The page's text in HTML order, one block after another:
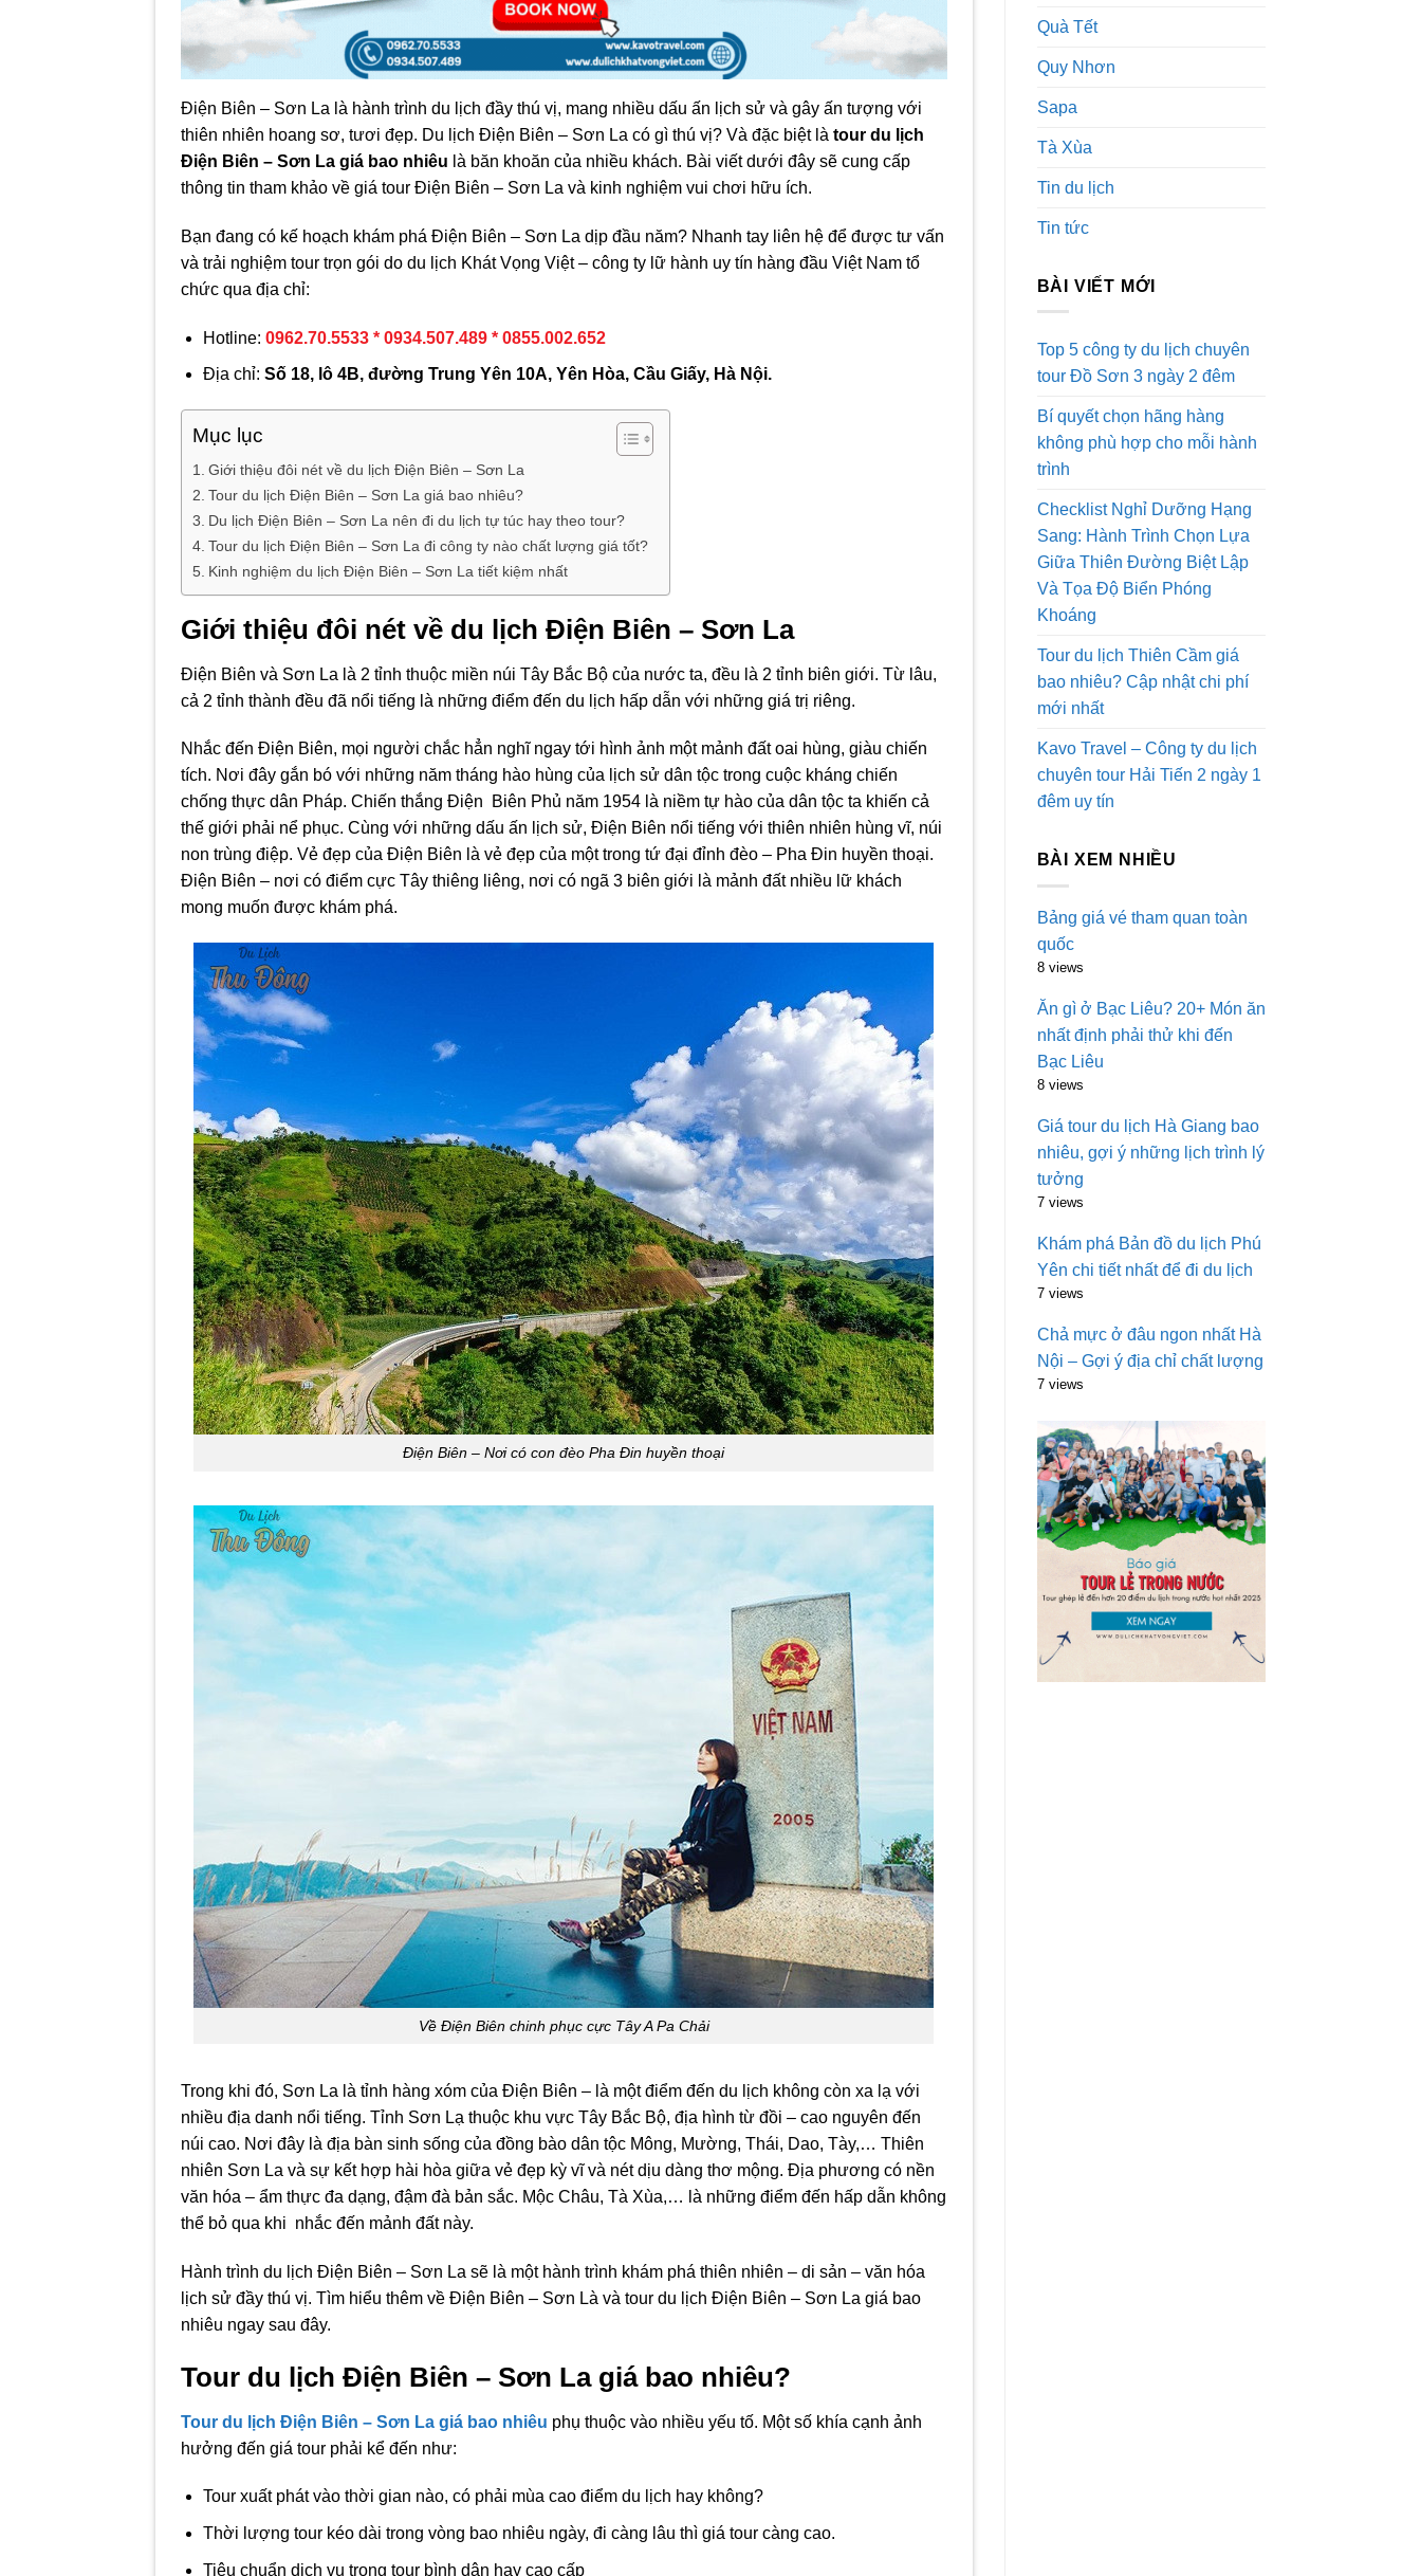
Điện Biên – Sơn La là hành trình du lịch đầy thú vị, mang nhiều dấu ấn lịch sử và gây ấn tượng với
thiên nhiên hoang sơ, tươi đẹp. Du lịch Điện Biên – Sơn La có gì thú vị? Và đặc biệt là tour du lịch
Điện Biên – Sơn La giá bao nhiêu là băn khoăn của nhiều khách. Bài viết dưới đây sẽ cung cấp
thông tin tham khảo về giá tour Điện Biên – Sơn La và kinh nghiệm vui chơi hữu ích.
Bạn đang có kế hoạch khám phá Điện Biên – Sơn La dịp đầu năm? Nhanh tay liên hệ để được tư vấn
và trải nghiệm tour trọn gói do du lịch Khát Vọng Việt – công ty lữ hành uy tín hàng đầu Việt Nam tổ
chức qua địa chỉ:
Hotline: 0962.70.5533 * 0934.507.489 * 0855.002.652
Địa chỉ: Số 18, lô 4B, đường Trung Yên 10A, Yên Hòa, Cầu Giấy, Hà Nội.
Mục lục
Giới thiệu đôi nét về du lịch Điện Biên – Sơn La
Tour du lịch Điện Biên – Sơn La giá bao nhiêu?
Du lịch Điện Biên – Sơn La nên đi du lịch tự túc hay theo tour?
Tour du lịch Điện Biên – Sơn La đi công ty nào chất lượng giá tốt?
Kinh nghiệm du lịch Điện Biên – Sơn La tiết kiệm nhất
Giới thiệu đôi nét về du lịch Điện Biên – Sơn La
Điện Biên và Sơn La là 2 tỉnh thuộc miền núi Tây Bắc Bộ của nước ta, đều là 2 tỉnh biên giới. Từ lâu,
cả 2 tỉnh thành đều đã nổi tiếng là những điểm đến du lịch hấp dẫn với những giá trị riêng.
Nhắc đến Điện Biên, mọi người chắc hẳn nghĩ ngay tới hình ảnh một mảnh đất oai hùng, giàu chiến
tích. Nơi đây gắn bó với những năm tháng hào hùng của lịch sử dân tộc trong cuộc kháng chiến
chống thực dân Pháp. Chiến thắng Điện Biên Phủ năm 1954 là niềm tự hào của dân tộc ta khiến cả
thế giới phải nể phục. Cùng với những dấu ấn lịch sử, Điện Biên nổi tiếng với thiên nhiên hùng vĩ, núi
non trùng điệp. Vẻ đẹp của Điện Biên là vẻ đẹp của một trong tứ đại đỉnh đèo – Pha Đin huyền thoại.
Điện Biên – nơi có điểm cực Tây thiêng liêng, nơi có ngã 3 biên giới là mảnh đất nhiều lữ khách
mong muốn được khám phá.
Điện Biên – Nơi có con đèo Pha Đin huyền thoại
Về Điện Biên chinh phục cực Tây A Pa Chải
Trong khi đó, Sơn La là tỉnh hàng xóm của Điện Biên – là một điểm đến du lịch không còn xa lạ với
nhiều địa danh nổi tiếng. Tỉnh Sơn Lạ thuộc khu vực Tây Bắc Bộ, địa hình từ đồi – cao nguyên đến
núi cao. Nơi đây là địa bàn sinh sống của đồng bào dân tộc Mông, Mường, Thái, Dao, Tày,… Thiên
nhiên Sơn La và sự kết hợp hài hòa giữa vẻ đẹp kỳ vĩ và nét dịu dàng thơ mộng. Địa phương có nền
văn hóa – ẩm thực đa dạng, đậm đà bản sắc. Mộc Châu, Tà Xùa,… là những điểm đến hấp dẫn không
thể bỏ qua khi nhắc đến mảnh đất này.
Hành trình du lịch Điện Biên – Sơn La sẽ là một hành trình khám phá thiên nhiên – di sản – văn hóa
lịch sử đầy thú vị. Tìm hiểu thêm về Điện Biên – Sơn Là và tour du lịch Điện Biên – Sơn La giá bao
nhiêu ngay sau đây.
Tour du lịch Điện Biên – Sơn La giá bao nhiêu?
Tour du lịch Điện Biên – Sơn La giá bao nhiêu phụ thuộc vào nhiều yếu tố. Một số khía cạnh ảnh
hưởng đến giá tour phải kể đến như:
Tour xuất phát vào thời gian nào, có phải mùa cao điểm du lịch hay không?
Thời lượng tour kéo dài trong vòng bao nhiêu ngày, đi càng lâu thì giá tour càng cao.
Tiêu chuẩn dịch vụ trong tour bình dân hay cao cấp
Quà Tết
Quy Nhơn
Sapa
Tà Xùa
Tin du lịch
Tin tức
BÀI VIẾT MỚI
Top 5 công ty du lịch chuyên
tour Đồ Sơn 3 ngày 2 đêm
Bí quyết chọn hãng hàng
không phù hợp cho mỗi hành
trình
Checklist Nghỉ Dưỡng Hạng
Sang: Hành Trình Chọn Lựa
Giữa Thiên Đường Biệt Lập
Và Tọa Độ Biển Phóng
Khoáng
Tour du lịch Thiên Cầm giá
bao nhiêu? Cập nhật chi phí
mới nhất
Kavo Travel – Công ty du lịch
chuyên tour Hải Tiến 2 ngày 1
đêm uy tín
BÀI XEM NHIỀU
Bảng giá vé tham quan toàn
quốc
8 views
Ăn gì ở Bạc Liêu? 20+ Món ăn
nhất định phải thử khi đến
Bạc Liêu
8 views
Giá tour du lịch Hà Giang bao
nhiêu, gợi ý những lịch trình lý
tưởng
7 views
Khám phá Bản đồ du lịch Phú
Yên chi tiết nhất để đi du lịch
7 views
Chả mực ở đâu ngon nhất Hà
Nội – Gợi ý địa chỉ chất lượng
7 views